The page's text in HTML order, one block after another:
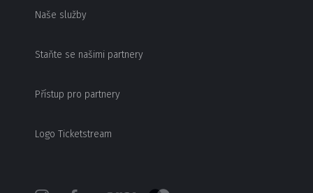
Naše služby
Staňte se našimi partnery
Přístup pro partnery
Logo Ticketstream